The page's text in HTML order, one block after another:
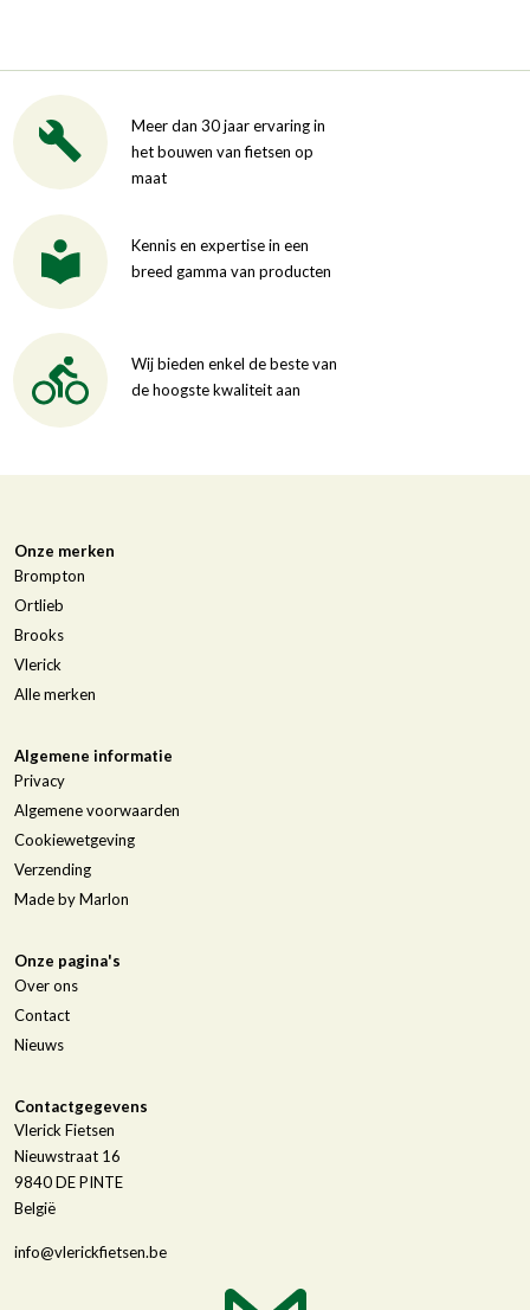
Meer dan 30 jaar ervaring in
het bouwen van fietsen op
maat
Kennis en expertise in een
breed gamma van producten
Wij bieden enkel de beste van
de hoogste kwaliteit aan
Onze merken
Brompton
Ortlieb
Brooks
Vlerick
Alle merken
Algemene informatie
Privacy
Algemene voorwaarden
Cookiewetgeving
Verzending
Made by Marlon
Onze pagina's
Over ons
Contact
Nieuws
Contactgegevens
Vlerick Fietsen
Nieuwstraat 16
9840DE PINTE
België
info@vlerickfietsen.be